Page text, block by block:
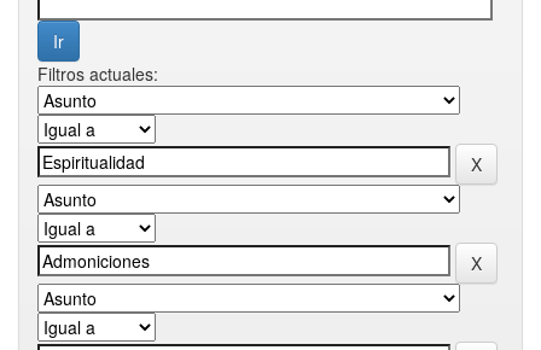
Filtros actuales: